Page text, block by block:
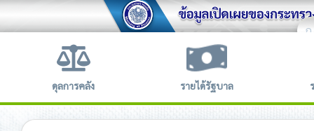
ก
ดุลการคลัง รายได้รัฐบาล